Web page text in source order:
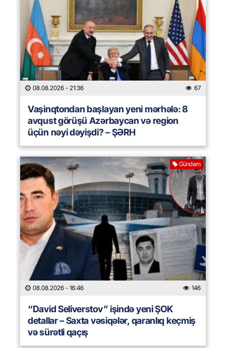
08.08.2026 - 21:36 67
Vaşinqtondan başlayan yeni mərhələ: 8
avqust görüşü Azərbaycan və region
üçün nəyi dəyişdi? – ŞƏRH
Gündəm
08.08.2026 - 16:46 146
“David Seliverstov” işində yeni ŞOK
detallar – Saxta vəsiqələr, qaranlıq keçmiş
və sürətli qaçış